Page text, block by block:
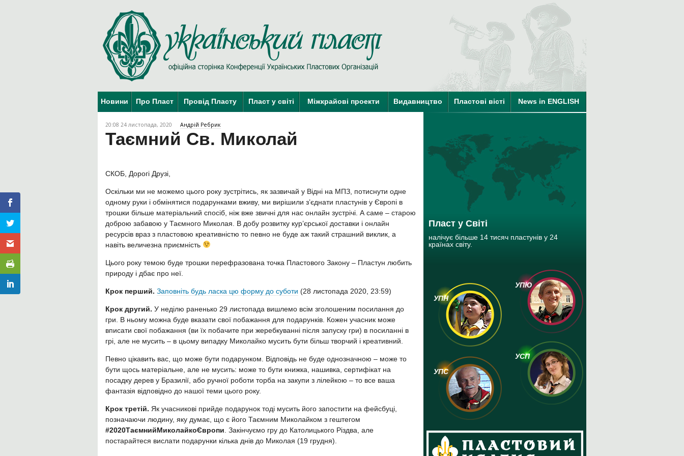
Новини Про Пласт Провід Пласту Пласт у світі Міжкрайові проекти Видавництво Пластові вісті News in ENGLISH
20:08 24 листопада, 2020 Андрій Ребрик
Таємний Св. Миколай
СКОБ, Дорогі Друзі,
Оскільки ми не можемо цього року зустрітись, як зазвичай у Відні на МПЗ, потиснути одне
одному руки і обмінятися подарунками вживу, ми вирішили з’єднати пластунів у Європі в
трошки більше матеріальний спосіб, ніж вже звичні для нас онлайн зустрічі. А самe – старою
доброю забавою у Таємного Миколая. В добу розвитку кур’єрської доставки і онлайн
ресурсів враз з пластовою креативністю то певно не буде аж такий страшний виклик, а
навіть величезна приємність
Цього року темою буде трошки перефразована точка Пластового Закону – Пластун любить
природу і дбає про неї.
Крок перший. Заповніть будь ласка цю форму до суботи (28 листопада 2020, 23:59)
Крок другий. У неділю раненько 29 листопада вишлемо всім зголошеним посилання до
гри. В ньому можна буде вказати свої побажання для подарунків. Кожен учасник може
вписати свої побажання (ви їх побачите при жеребкуванні після запуску гри) в посиланні в
грі, але не мусить – в цьому випадку Миколайко мусить бути більш творчий і креативний.
Певно цікавить вас, що може бути подарунком. Відповідь не буде однозначною – може то
бути щось матеріальне, але не мусить: може то бути книжка, нашивка, сертифікат на
посадку дерев у Бразилії, або ручної роботи торба на закупи з лілейкою – то все ваша
фантазія відповідно до нашої теми цього року.
Крок третій. Як учасникові прийде подарунок тоді мусить його запостити на фейсбуці,
позначаючи людину, яку думає, що є його Таємним Миколайком з гештегом
#2020ТаємнийМиколайкоЄвропи . Закінчуємо гру до Католицького Різдва, але
постарайтеся вислати подарунки кілька днів до Миколая (19 грудня).
Пласт у Світі
налічує більше 14 тисяч пластунів у 24
країнах світу.
Пласт у Світі
краї-члени КУПО краї-кандидати на членство в КУПО
УПН
УПЮ
УСП
УПС